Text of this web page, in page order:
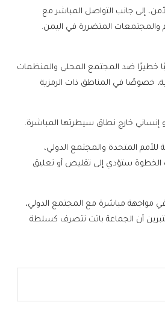
إلى جانب التواصل المباشر مع
والمجتمعات المتضررة في اليمن.
خطيرًا ضد المجتمع المحلي والمنظمات
خصوصًا في المناطق ذات الرمزية
خارج نطاق سيطرتها المباشرة.
المتحدة والمجتمع الدولي،
الخطوة ستؤدي إلى تقليص أو تعليق
مواجهة مباشرة مع المجتمع الدولي،
أن الجماعة باتت تتصرف كسلطة